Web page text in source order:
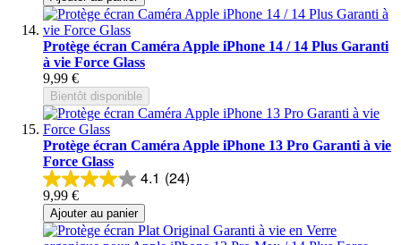
Protège écran Caméra Apple iPhone 14 / 14 Plus Garanti
à vie Force Glass
9,99 €
Bientôt disponible
Protège écran Caméra Apple iPhone 13 Pro Garanti à vie
Force Glass
4.1 (24)
9,99 €
Ajouter au panier